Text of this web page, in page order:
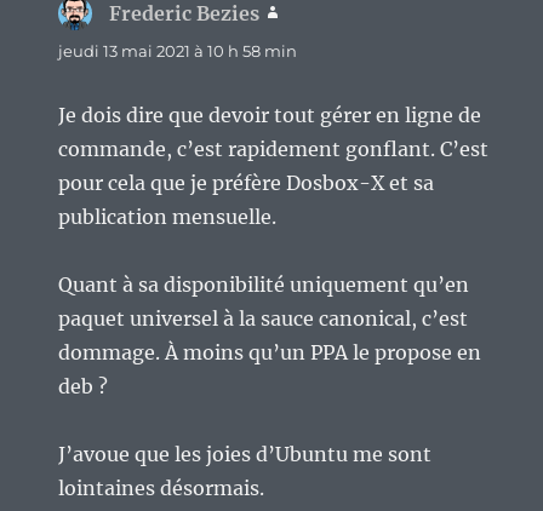
Frederic Bezies
jeudi 13 mai 2021 à 10 h 58 min
Je dois dire que devoir tout gérer en ligne de
commande, c’est rapidement gonflant. C’est
pour cela que je préfère Dosbox-X et sa
publication mensuelle.
Quant à sa disponibilité uniquement qu’en
paquet universel à la sauce canonical, c’est
dommage. À moins qu’un PPA le propose en
deb ?
J’avoue que les joies d’Ubuntu me sont
lointaines désormais.